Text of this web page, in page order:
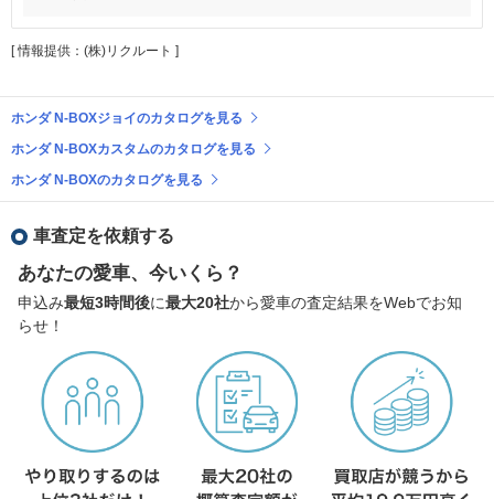
[ 情報提供：(株)リクルート ]
ホンダ N-BOXジョイのカタログを見る
ホンダ N-BOXカスタムのカタログを見る
ホンダ N-BOXのカタログを見る
車査定を依頼する
あなたの愛車、今いくら？
申込み最短3時間後に最大20社から愛車の査定結果をWebでお知
らせ！